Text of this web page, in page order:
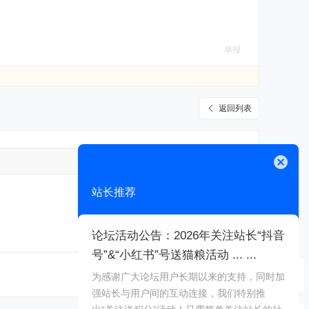
举报
返回列表
站长推荐
论坛活动公告：2026年关注站长“抖音
号”&“小红书”号送猫粮活动 ... ...
为感谢广大论坛用户长期以来的支持，同时加
强站长与用户间的互动连接，我们特别推